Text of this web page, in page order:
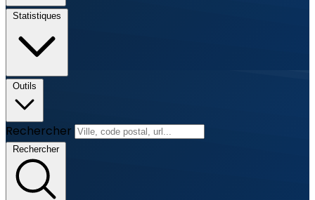
Statistiques
Outils
Rechercher
Rechercher